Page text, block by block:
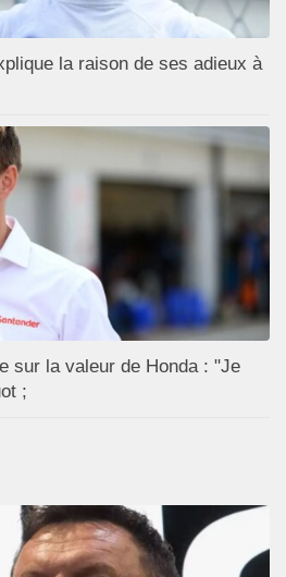
la raison de ses adieux à
sur la valeur de Honda : "Je
;